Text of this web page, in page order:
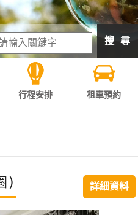
搜 尋
行程安排 租車預約
) 詳細資料